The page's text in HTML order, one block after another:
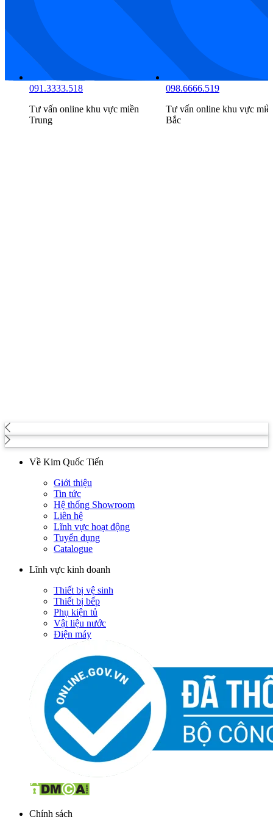
081.7777.516
Tư vấn online khu vực miền
Nam
091.3333.518
Tư vấn online khu vực
Trung
Về Kim Quốc Tiến
Giới thiệu
Tin tức
Hệ thống Showroom
Liên hệ
Lĩnh vực hoạt động
Tuyển dụng
Catalogue
Lĩnh vực kinh doanh
Thiết bị vệ sinh
Thiết bị bếp
Phụ kiện tủ
Vật liệu nước
Điện máy
Chính sách